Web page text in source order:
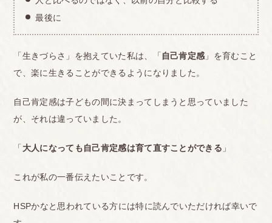
最後に
「生きづらさ」を抱えていた私は、「 自己肯定感 」を育むこと
で、楽に生きることができるようになりました。
自己肯定感は子どもの間に決まってしまうと思っていました
が、それは違っていました。
「 大人になっても自己肯定感は育て直すことができる 」
これが私の一番伝えたいことです。
HSPかなと思われている方には特に読んでいただければ幸いで